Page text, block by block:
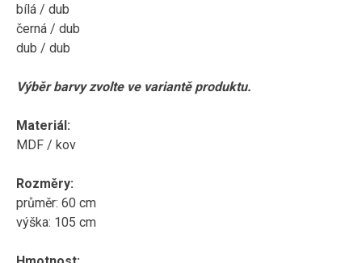
bílá / dub
černá / dub
dub / dub
Výběr barvy zvolte ve variantě produktu.
Materiál:
MDF / kov
Rozměry:
průměr: 60 cm
výška: 105 cm